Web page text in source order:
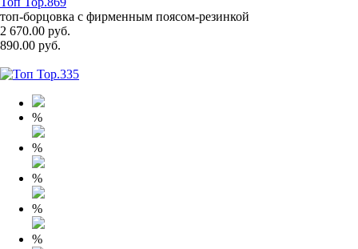
топ-борцовка с фирменным поясом-резинкой
2 670.00 руб.
890.00 руб.
%
%
%
%
%